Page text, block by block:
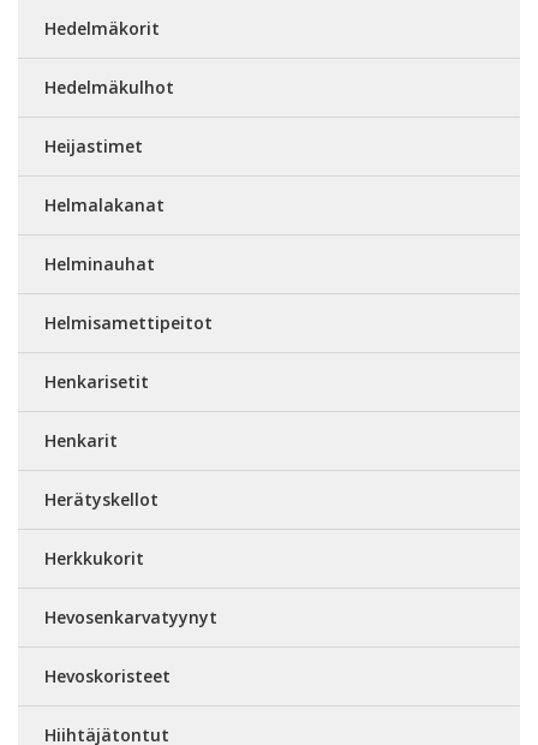
Hedelmäkorit
Hedelmäkulhot
Heijastimet
Helmalakanat
Helminauhat
Helmisamettipeitot
Henkarisetit
Henkarit
Herätyskellot
Herkkukorit
Hevosenkarvatyynyt
Hevoskoristeet
Hiihtäjätontut